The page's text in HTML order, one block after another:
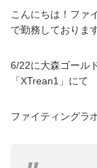
こんにちは！ファ
で勤務しておりま
6/22に大森ゴール
「XTrean1」にて
ファイティングラ